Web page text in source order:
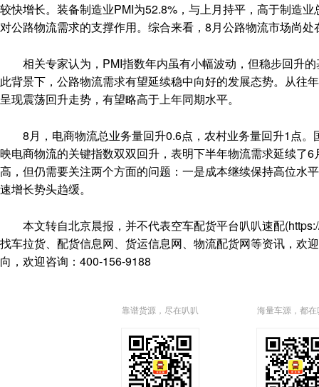
较快增长。装备制造业PMI为52.8%，与上月持平，高于制造
对公路物流需求的支撑作用。综合来看，8月公路物流市场尚
相关专家认为，PMI指数年内虽有小幅波动，但稳步回升的
此背景下，公路物流需求有望延续稳中向好的发展态势。从往
呈现震荡回升走势，有望略高于上年同期水平。
8月，电商物流总业务量回升0.6点，农村业务量回升1点。
映电商物流的关键指数双双回升，表明下半年物流需求延续了
高，但仍需要关注两个方面的问题：一是成本继续保持高位水
速增长势头趋缓。
本文转自北京晨报，并不代表空车配货平台叭叭速配
找车拉货、配货信息网、货运信息网、物流配货网等资讯，欢
向，欢迎咨询：400-156-9188
靠谱货源，尽在叭叭 海量车源，都在